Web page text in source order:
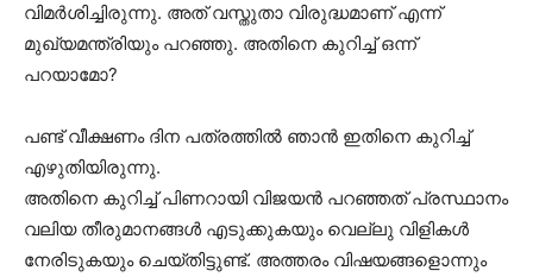
വിമർശിച്ചിരുന്നു. അത് വസ്തുതാ വിരുദ്ധമാണ് എന്ന്
മുഖ്യമന്ത്രിയും പറഞ്ഞു. അതിനെ കുറിച്ച് ഒന്ന്
പറയാമോ?
പണ്ട് വീക്ഷണം ദിന പത്രത്തിൽ ഞാൻ ഇതിനെ കുറിച്ച്
എഴുതിയിരുന്നു.
അതിനെ കുറിച്ച് പിണറായി വിജയൻ പറഞ്ഞത് പ്രസ്ഥാനം
വലിയ തീരുമാനങ്ങൾ എടുക്കുകയും വെല്ലു വിളികൾ
നേരിടുകയും ചെയ്തിട്ടുണ്ട്. അത്തരം വിഷയങ്ങളൊന്നും